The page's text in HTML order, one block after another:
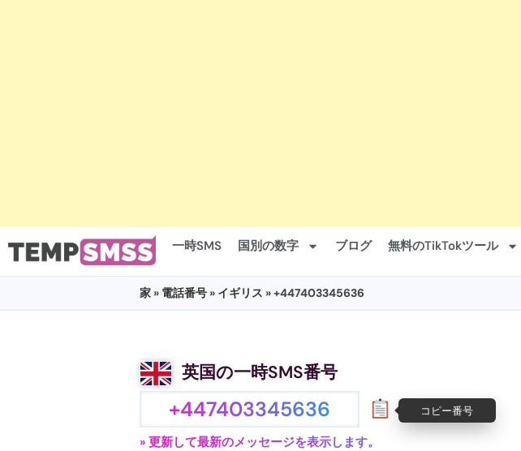
一時SMS 国別の数字 ブログ 無料のTikTokツール
家 » 電話番号 » イギリス » +447403345636
英国の一時SMS番号
+447403345636 コピー番号
» 更新して最新のメッセージを表示します。